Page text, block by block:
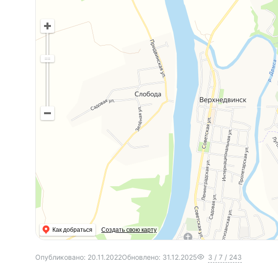
Как добраться Создать свою карту
Опубликовано: 20.11.2022Обновлено: 31.12.2025 3 / 7 / 243